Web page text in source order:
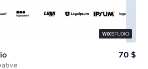
70 $